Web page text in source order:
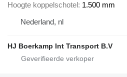
Hoogte koppelschotel 1.500 mm
Nederland, nl
HJ Boerkamp Int Transport B.V